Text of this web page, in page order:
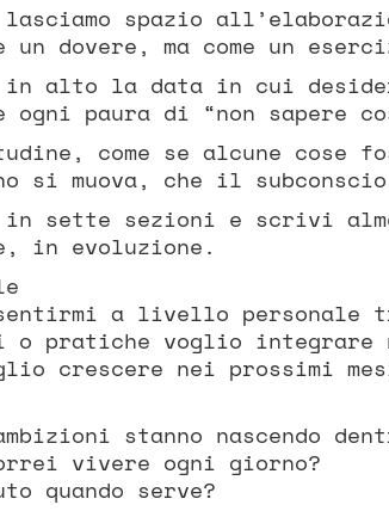
lasciamo spazio
un dovere, ma come un
in alto la data in cui
ogni paura di “non sapere
come se alcune cose
si muova, che il
sezioni e scrivi
in evoluzione.
a livello personale
o pratiche voglio integrare
crescere nei prossimi
stanno nascendo
vivere ogni giorno?
quando serve?